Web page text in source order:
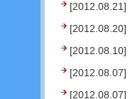
[2012.08.21]
[2012.08.20]
[2012.08.10]
[2012.08.07]
[2012.08.07]